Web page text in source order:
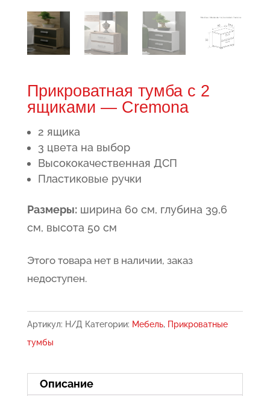
Прикроватная тумба с 2
ящиками — Cremona
2 ящика
3 цвета на выбор
Высококачественная ДСП
Пластиковые ручки
Размеры:ширина 60 см, глубина 39,6
см, высота 50 см
Этого товара нет в наличии, заказ
недоступен.
Артикул: Н/Д Категории: Мебель, Прикроватные
тумбы
Описание